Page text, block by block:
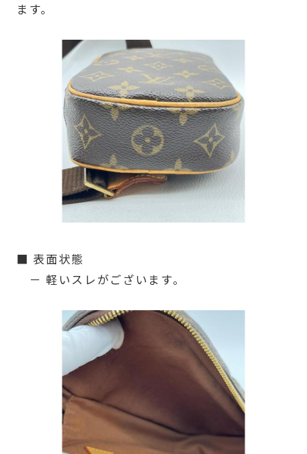
ます。
■ 表面状態
－ 軽いスレがございます。